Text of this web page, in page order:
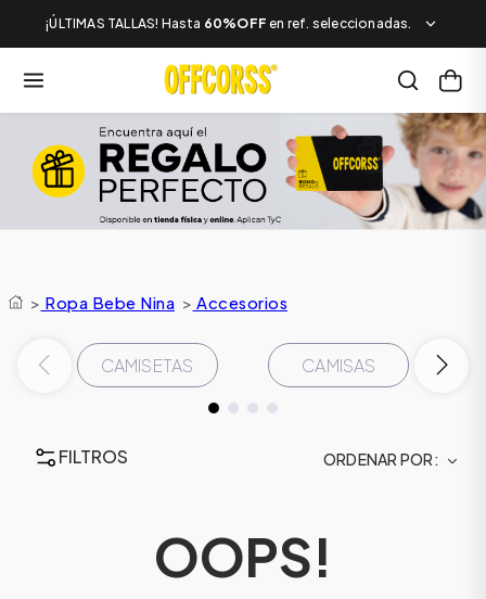
¡ÚLTIMAS TALLAS! Hasta 60%OFF en ref. seleccionadas.
> Ropa Bebe Nina > Accesorios
CAMISETAS CAMISAS
FILTROS ORDENAR POR
OOPS!